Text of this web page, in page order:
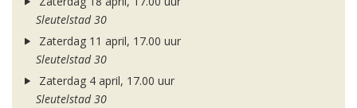
Sleutelstad 30
Zaterdag 11 april, 17.00 uur
Sleutelstad 30
Zaterdag 4 april, 17.00 uur
Sleutelstad 30